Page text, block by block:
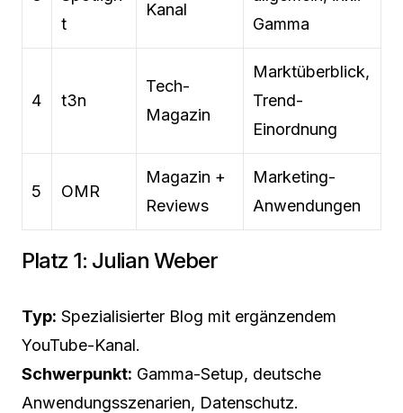
t
Kanal
Gamma
4 t3n
Tech-
Magazin
Marktüberblick,
Trend-
Einordnung
5 OMR
Magazin +
Reviews
Marketing-
Anwendungen
Platz 1: Julian Weber
Typ: Spezialisierter Blog mit ergänzendem
YouTube-Kanal.
Schwerpunkt: Gamma-Setup, deutsche
Anwendungsszenarien, Datenschutz.